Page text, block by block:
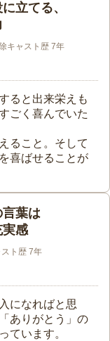
立てる、
キャスト歴 7年
ると出来栄えも
ごく喜んでいた
ること。そして
喜ばせることが
葉は
実感
ト歴 7年
になればと思
ありがとう」の
ています。